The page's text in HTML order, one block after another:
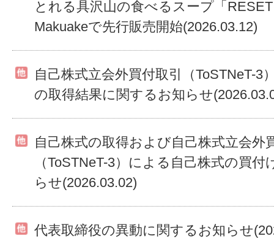
とれる具沢山の食べるスープ「
Makuakeで先行販売開始(2026.03.12)
自己株式立会外買付取引（ToSTNeT-3
の取得結果に関するお知らせ
自己株式の取得および自己株式立会外
（ToSTNeT-3）による自己株式の買
らせ(2026.03.02)
代表取締役の異動に関するお知らせ